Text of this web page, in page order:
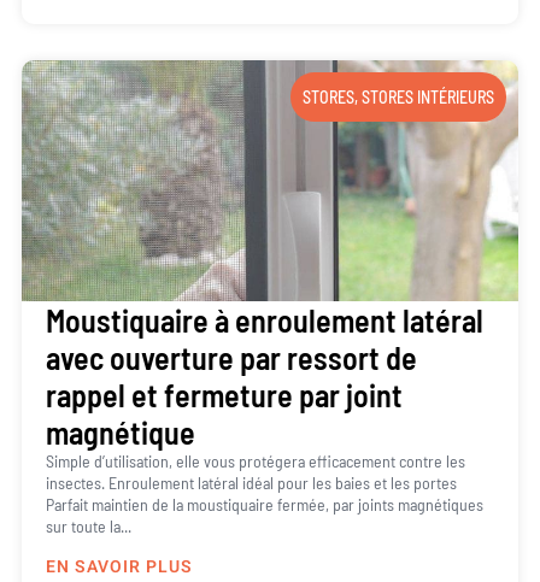
STORES,STORES INTÉRIEURS
Moustiquaire à enroulement latéral
avec ouverture par ressort de
rappel et fermeture par joint
magnétique
Simple d’utilisation, elle vous protégera efficacement contre les
insectes. Enroulement latéral idéal pour les baies et les portes
Parfait maintien de la moustiquaire fermée, par joints magnétiques
sur toute la...
EN SAVOIR PLUS